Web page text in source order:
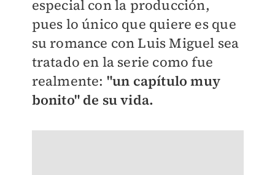
especial con la producción,
pues lo único que quiere es que
su romance con Luis Miguel sea
tratado en la serie como fue
realmente: "un capítulo muy
bonito" de su vida.